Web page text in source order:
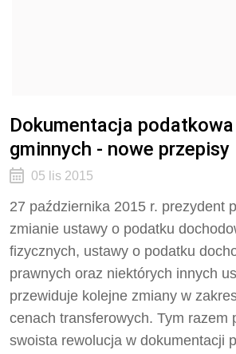
Dokumentacja podatkowa
gminnych - nowe przepisy
05 lis 2015
27 października 2015 r. prezydent
zmianie ustawy o podatku
fizycznych, ustawy o podatku
prawnych oraz niektórych innych
przewiduje kolejne zmiany w
cenach transferowych. Tym razem
swoista rewolucja w dokumentacji